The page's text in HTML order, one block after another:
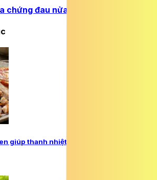
chứng đau nửa đầu bùng phát
giúp thanh nhiệt, dưỡng huyết mùa hè